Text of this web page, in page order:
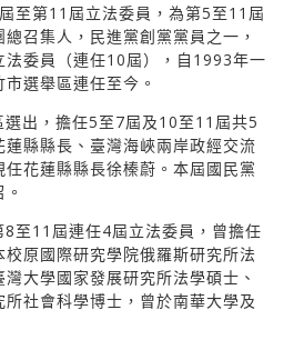
至第11屆立法委員，為第5至11屆
召集人，民進黨創黨黨員之一，
法委員（連任10屆），自1993年一
選舉區連任至今。
出，擔任5至7屆及10至11屆共5
縣縣長、臺灣海峽兩岸政經交流
花蓮縣縣長徐榛蔚。本屆國民黨
8至11屆連任4屆立法委員，曾擔任
原國際研究學院俄羅斯研究所法
大學國家發展研究所法學碩士、
社會科學博士，曾於南華大學及